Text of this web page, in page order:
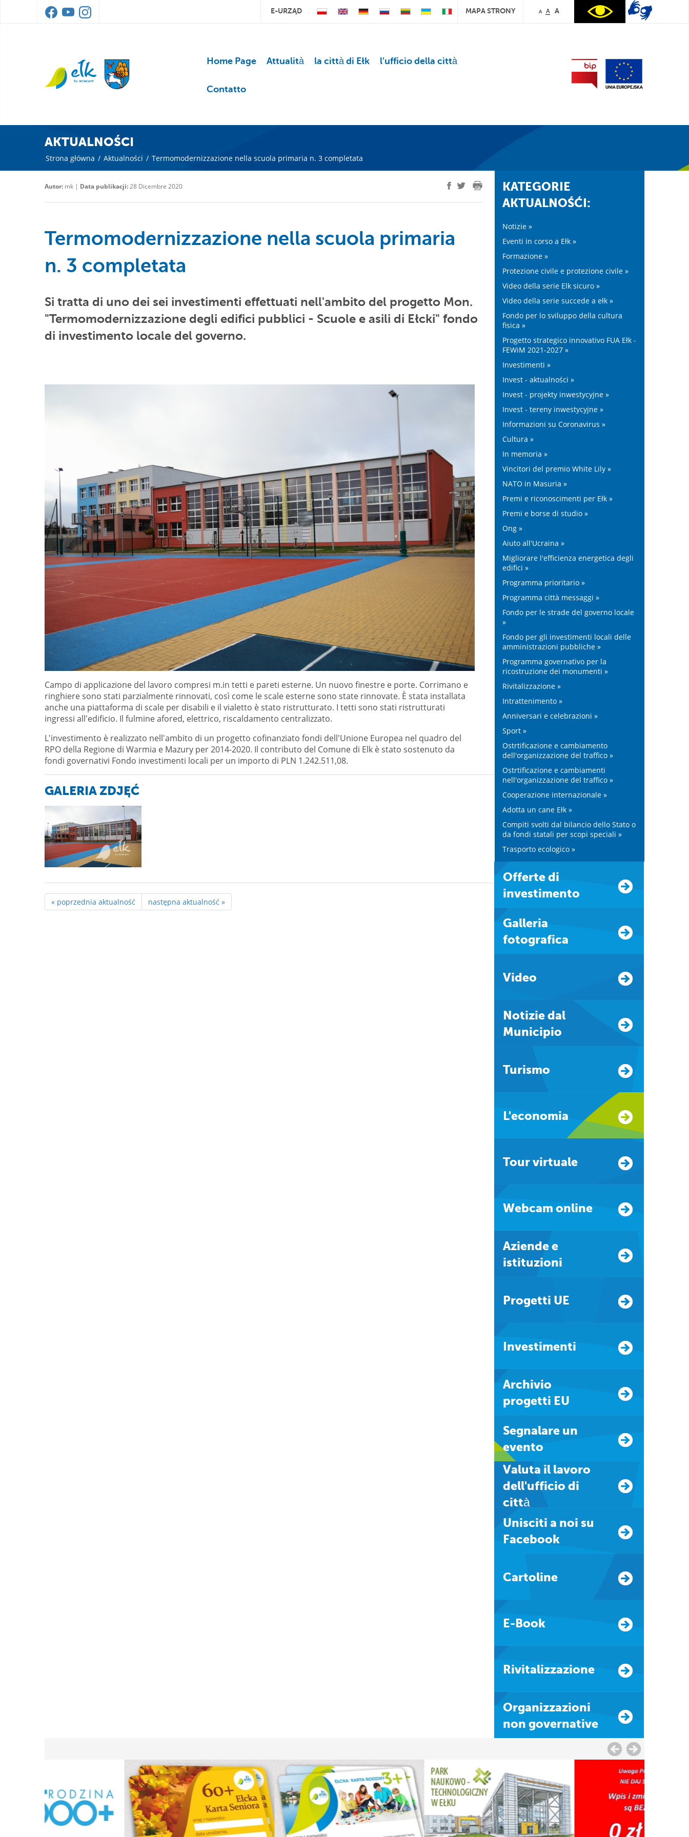
E-URZĄD MAPA STRONY A A A
Home Page Attualità la città di Ełk l'ufficio della città
Contatto
AKTUALNOŚCI
Strona główna / Aktualności / Termomodernizzazione nella scuola primaria n. 3 completata
Autor: mk | Data publikacji:28 Dicembre 2020
Termomodernizzazione nella scuola primaria
n. 3 completata
Si tratta di uno dei sei investimenti effettuati nell'ambito del progetto Mon.
"Termomodernizzazione degli edifici pubblici - Scuole e asili di Ełcki" fondo
di investimento locale del governo.
Campo di applicazione del lavoro compresi m.in tetti e pareti esterne. Un nuovo finestre e porte. Corrimano e
ringhiere sono stati parzialmente rinnovati, così come le scale esterne sono state rinnovate. È stata installata
anche una piattaforma di scale per disabili e il vialetto è stato ristrutturato. I tetti sono stati ristrutturati
ingressi all'edificio. Il fulmine afored, elettrico, riscaldamento centralizzato.
L'investimento è realizzato nell'ambito di un progetto cofinanziato fondi dell'Unione Europea nel quadro del
RPO della Regione di Warmia e Mazury per 2014-2020. Il contributo del Comune di Elk è stato sostenuto da
fondi governativi Fondo investimenti locali per un importo di PLN 1.242.511,08.
GALERIA ZDJĘĆ
« poprzednia aktualność następna aktualność »
KATEGORIE
AKTUALNOŚĆI:
Notizie »
Eventi in corso a Ełk »
Formazione »
Protezione civile e protezione civile »
Video della serie Elk sicuro »
Video della serie succede a ełk »
Fondo per lo sviluppo della cultura
fisica »
Progetto strategico innovativo FUA Ełk -
FEWiM 2021-2027 »
Investimenti »
Invest - aktualności »
Invest - projekty inwestycyjne »
Invest - tereny inwestycyjne »
Informazioni su Coronavirus »
Cultura »
In memoria »
Vincitori del premio White Lily »
NATO in Masuria »
Premi e riconoscimenti per Ełk »
Premi e borse di studio »
Ong »
Aiuto all'Ucraina »
Migliorare l'efficienza energetica degli
edifici »
Programma prioritario »
Programma città messaggi »
Fondo per le strade del governo locale
»
Fondo per gli investimenti locali delle
amministrazioni pubbliche »
Programma governativo per la
ricostruzione dei monumenti »
Rivitalizzazione »
Intrattenimento »
Anniversari e celebrazioni »
Sport »
Ostrtificazione e cambiamento
dell'organizzazione del traffico »
Ostrtificazione e cambiamenti
nell'organizzazione del traffico »
Cooperazione internazionale »
Adotta un cane Ełk »
Compiti svolti dal bilancio dello Stato o
da fondi statali per scopi speciali »
Trasporto ecologico »
Offerte di
investimento
Galleria
fotografica
Video
Notizie dal
Municipio
Turismo
L'economia
Tour virtuale
Webcam online
Aziende e
istituzioni
Progetti UE
Investimenti
Archivio
progetti EU
Segnalare un
evento
Valuta il lavoro
dell'ufficio di
città
Unisciti a noi su
Facebook
Cartoline
E-Book
Rivitalizzazione
Organizzazioni
non governative